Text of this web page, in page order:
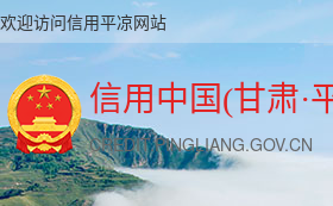
欢迎访问信用平凉网站
信用中国(甘肃·
CREDIT.PINGLIANG.GOV.CN